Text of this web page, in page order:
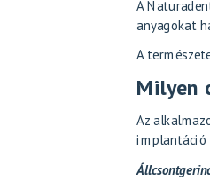
A
anyagokat
A
Milyen
Az
implantáció